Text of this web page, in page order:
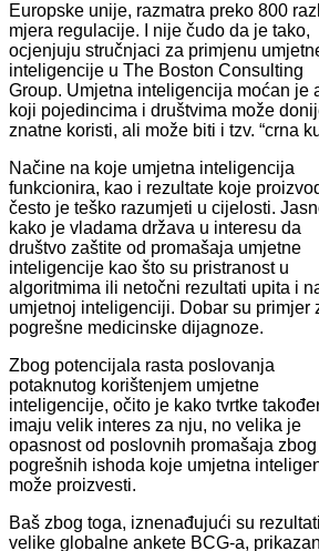
Europske unije, razmatra preko 800
mjera regulacije. I nije čudo da je tako,
ocjenjuju stručnjaci za primjenu
inteligencije u The Boston Consulting
Group. Umjetna inteligencija moćan je
koji pojedincima i društvima može
znatne koristi, ali može biti i tzv. “crna
Načine na koje umjetna inteligencija
funkcionira, kao i rezultate koje
često je teško razumjeti u cijelosti.
kako je vladama država u interesu da
društvo zaštite od promašaja umjetne
inteligencije kao što su pristranost u
algoritmima ili netočni rezultati upita i
umjetnoj inteligenciji. Dobar su primjer
pogrešne medicinske dijagnoze.
Zbog potencijala rasta poslovanja
potaknutog korištenjem umjetne
inteligencije, očito je kako tvrtke
imaju velik interes za nju, no velika je
opasnost od poslovnih promašaja zbog
pogrešnih ishoda koje umjetna
može proizvesti.
Baš zbog toga, iznenađujući su rezultati
velike globalne ankete BCG-a,